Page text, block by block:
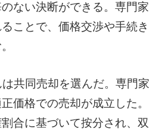
ない決断ができる。専門家
ことで、価格交渉や手続き
共同売却を選んだ。専門家
価格での売却が成立した。
合に基づいて按分され、双